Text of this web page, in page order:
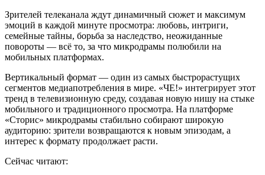
Зрителей телеканала ждут динамичный сюжет и максимум
эмоций в каждой минуте просмотра: любовь, интриги,
семейные тайны, борьба за наследство, неожиданные
повороты — всё то, за что микродрамы полюбили на
мобильных платформах.
Вертикальный формат — один из самых быстрорастущих
сегментов медиапотребления в мире. «ЧЕ!» интегрирует этот
тренд в телевизионную среду, создавая новую нишу на стыке
мобильного и традиционного просмотра. На платформе
«Сторис» микродрамы стабильно собирают широкую
аудиторию: зрители возвращаются к новым эпизодам, а
интерес к формату продолжает расти.
Сейчас читают: